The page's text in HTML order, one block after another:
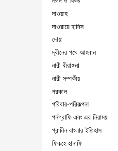
দাওয়াহ
দাওরায়ে হাদিস
দোয়া
দ্বীনের পথে আহবান
নারী বীরাঙ্গনা
নারী সম্পর্কীয়
পরকাল
পরিবার-পরিকল্পনা
পর্নগ্রাফি এবং এর নিরাময়
প্রাচীন বাংলার ইতিহাস
ফিকহে হানাফি